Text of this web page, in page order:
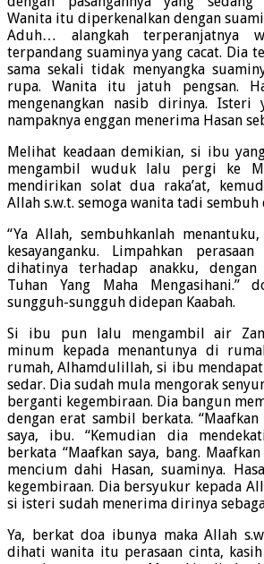
Wanita itu diperkenalkan dengan
Aduh… alangkah terperanjatnya
terpandang suaminya yang cacat. Dia
sama sekali tidak menyangka
rupa. Wanita itu jatuh pengsan.
mengenangkan nasib dirinya.
nampaknya enggan menerima Hasan
Melihat keadaan demikian, si ibu
mengambil wuduk lalu pergi ke
mendirikan solat dua raka’at,
Allah s.w.t. semoga wanita tadi sembuh
“Ya Allah, sembuhkanlah
kesayanganku. Limpahkan
dihatinya terhadap anakku,
Tuhan Yang Maha Mengasihani.”
sungguh-sungguh didepan Kaabah.
Si ibu pun lalu mengambil air
minum kepada menantunya di
rumah, Alhamdulillah, si ibu
sedar. Dia sudah mula mengorak
berganti kegembiraan. Dia bangun
dengan erat sambil berkata. “Maafkan
saya, ibu. “Kemudian dia
berkata “Maafkan saya, bang. Maafkan
mencium dahi Hasan, suaminya.
kegembiraan. Dia bersyukur kepada
si isteri sudah menerima dirinya
Ya, berkat doa ibunya maka Allah
dihati wanita itu perasaan cinta, kasih